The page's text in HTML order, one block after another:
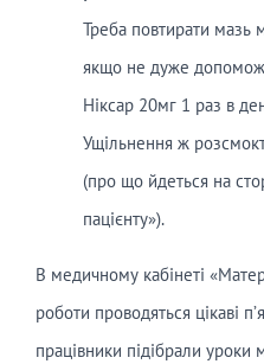
Треба повтирати мазь
якщо не дуже
Ніксар 20мг 1 раз в
Ущільнення ж
(про що йдеться на
пацієнту»).
В медичному кабінеті
роботи проводяться цікаві
працівники підібрали уроки